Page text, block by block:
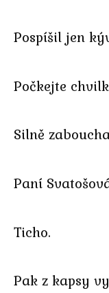
Pospíšil jen
Počkejte
Silně
Paní
Ticho.
Pak z kapsy